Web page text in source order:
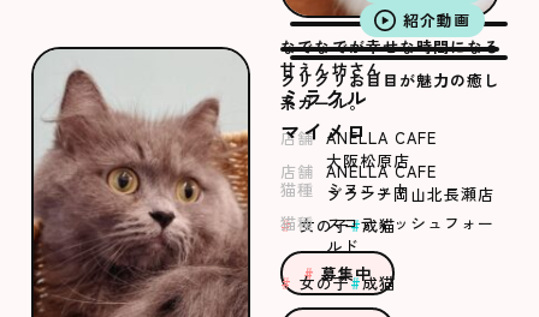
なでなでが幸せな時間になる
甘えん坊さん
ミラクル
店舗 ANELLA CAFE
大阪松原店
猫種
ミヌエット
女の子 成猫
募集中
紹介動画
クリクリお目目が魅力の癒し
系ガール。
マイメロ
店舗 ANELLA CAFE
ブランチ岡山北長瀬店
猫種 スコティッシュフォー
ルド
女の子 成猫